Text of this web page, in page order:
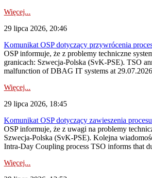
Więcej...
29 lipca 2026, 20:46
Komunikat OSP dotyczący przywrócenia
OSP informuje, że z problemy techniczne
granicach: Szwecja-Polska (SvK-PSE). TSO
malfunction of DBAG IT systems at
Więcej...
29 lipca 2026, 18:45
Komunikat OSP dotyczący zawieszenia
OSP informuje, że z uwagi na problemy
Szwecja-Polska (SvK-PSE). Kolejna
Intra-Day Coupling process TSO informs that
Więcej...